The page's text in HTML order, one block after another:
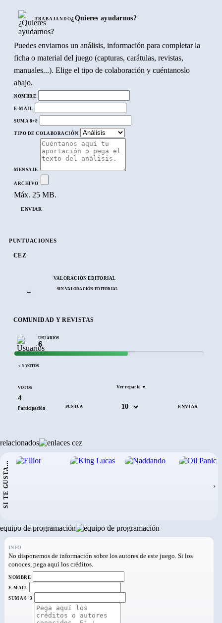
TRABAJANDO¿Quieres ayudarnos?
Puedes enviarnos un análisis, información para completar la
ficha o material del juego (capturas, carátulas, revistas,
manuales...). Elige el tipo de colaboración y cuéntanoslo
abajo.
NOMBRE
E-MAIL
SUMA 8+8
TIPO DE COLABORACIÓN
MENSAJE
ARCHIVO
Máx. 25 MB.
ENVIAR
PUNTUACIONES
CEZ
–
VALORACIÓN EDITORIAL
SIN VALORACIÓN EDITORIAL
COMUNIDAD Y REVISTAS
USUARIOS
6
< 5 VOTOS
VOTOS
4
Participación
Ver reparto ▼
PUNTÚA
relacionados
SI TE GUSTA... ›
equipo de programación
INFO
No disponemos de información sobre los autores de este juego. Si los
conoces, pega aquí los créditos.
NOMBRE
E-MAIL
SUMA 8+3